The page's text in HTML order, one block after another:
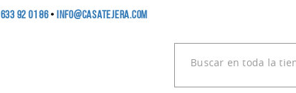
633 92 01 86• info@casatejera.com